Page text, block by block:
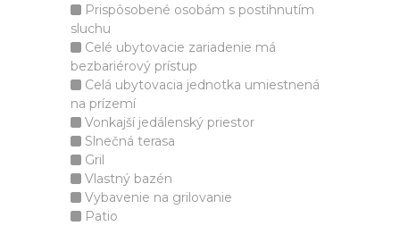
Prispôsobené osobám s postihnutím
sluchu
Celé ubytovacie zariadenie má
bezbariérový prístup
Celá ubytovacia jednotka umiestnená
na prízemí
Vonkajší jedálenský priestor
Slnečná terasa
Gril
Vlastný bazén
Vybavenie na grilovanie
Patio